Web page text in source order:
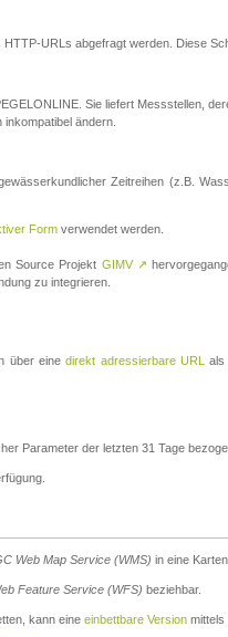
URLs abgefragt werden. Diese
Sie liefert Messstellen,
ändern.
Zeitreihen (z.B.
Form verwendet werden.
Source Projekt GIMV ↗
zu integrieren.
über einedirekt adressierbare URL
als
Parameter der letzten 31 Tage
Web Map Service (WMS) in eine
Feature Service (WFS) beziehbar.
kann eine einbettbare Version mittels